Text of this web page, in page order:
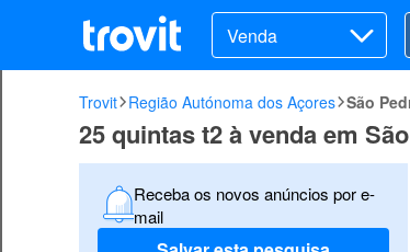
Venda
Trovit Região Autónoma dos Açores São
25 quintas t2 à venda em
Receba os novos anúncios por e-
mail